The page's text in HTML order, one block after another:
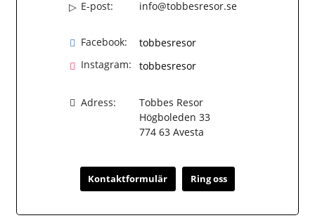
E-post: info@tobbesresor.se
Facebook:
tobbesresor
Instagram:
tobbesresor
Adress:
Tobbes Resor
Högboleden 33
774 63 Avesta
Kontaktformulär Ring oss